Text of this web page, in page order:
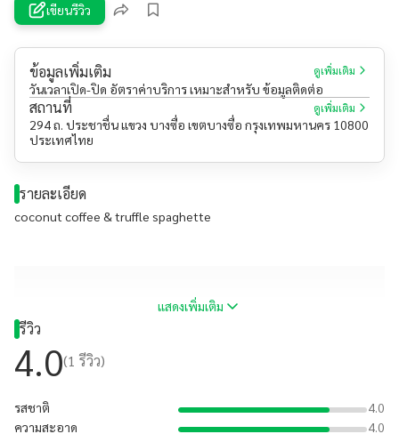
เขียนรีวิว
ข้อมูลเพิ่มเติม ดูเพิ่มเติม
วันเวลาเปิด-ปิด อัตราค่าบริการ เหมาะสำหรับ ข้อมูลติดต่อ
สถานที่ ดูเพิ่มเติม
294 ถ. ประชาชื่น แขวง บางซื่อ เขตบางซื่อ กรุงเทพมหานคร 10800
ประเทศไทย
รายละเอียด
coconut coffee & truffle spaghette
แสดงเพิ่มเติม
รีวิว
4.0(1 รีวิว)
รสชาติ
4.0
ความสะอาด
4.0